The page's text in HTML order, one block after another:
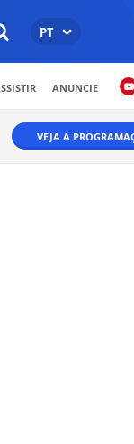
PT
ANUNCIE
VEJA A